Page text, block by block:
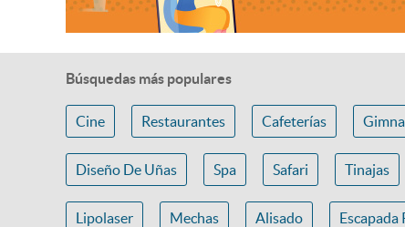
Búsquedas más populares
Cine Restaurantes Cafeterías
Diseño De Uñas Spa Safari Tinajas
Lipolaser Mechas Alisado Escapada